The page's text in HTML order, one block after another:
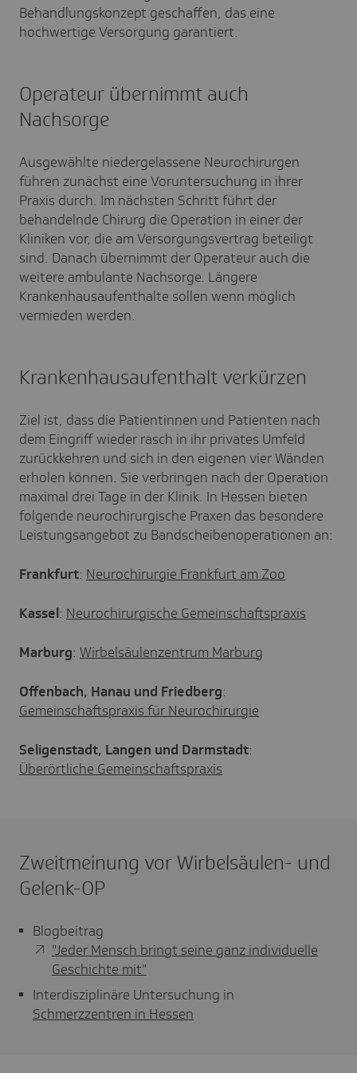
Behandlungskonzept geschaffen, das eine
hochwertige Versorgung garantiert.
Operateur übernimmt auch
Nachsorge
Ausgewählte niedergelassene Neurochirurgen
führen zunächst eine Voruntersuchung in ihrer
Praxis durch. Im nächsten Schritt führt der
behandelnde Chirurg die Operation in einer der
Kliniken vor, die am Versorgungsvertrag beteiligt
sind. Danach übernimmt der Operateur auch die
weitere ambulante Nachsorge. Längere
Krankenhausaufenthalte sollen wenn möglich
vermieden werden.
Krankenhausaufenthalt verkürzen
Ziel ist, dass die Patientinnen und Patienten nach
dem Eingriff wieder rasch in ihr privates Umfeld
zurückkehren und sich in den eigenen vier Wänden
erholen können. Sie verbringen nach der Operation
maximal drei Tage in der Klinik. In Hessen bieten
folgende neurochirurgische Praxen das besondere
Leistungsangebot zu Bandscheibenoperationen an:
Frankfurt: Neurochirurgie Frankfurt am Zoo
Kassel: Neurochirurgische Gemeinschaftspraxis
Marburg: Wirbelsäulenzentrum Marburg
Offenbach, Hanau und Friedberg:
Gemeinschaftspraxis für Neurochirurgie
Seligenstadt, Langen und Darmstadt:
Überörtliche Gemeinschaftspraxis
Zweitmeinung vor Wirbelsäulen- und
Gelenk-OP
Blogbeitrag
"Jeder Mensch bringt seine ganz individuelle
Geschichte mit"
Interdisziplinäre Untersuchung in
Schmerzzentren in Hessen